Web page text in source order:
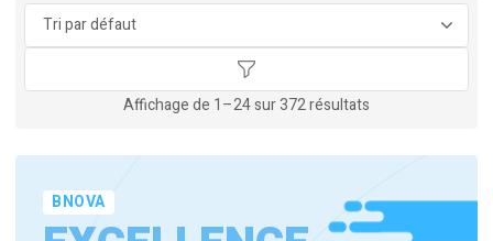
Affichage de 1–24 sur 372 résultats
BNOVA